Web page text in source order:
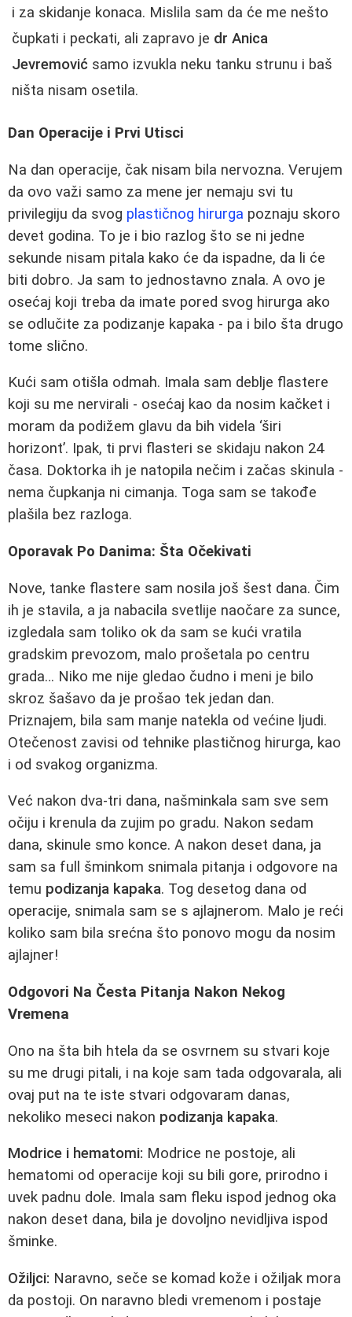
i za skidanje konaca. Mislila sam da će me nešto
čupkati i peckati, ali zapravo je dr Anica
Jevremović samo izvukla neku tanku strunu i baš
ništa nisam osetila.
Dan Operacije i Prvi Utisci
Na dan operacije, čak nisam bila nervozna. Verujem
da ovo važi samo za mene jer nemaju svi tu
privilegiju da svog plastičnog hirurga poznaju skoro
devet godina. To je i bio razlog što se ni jedne
sekunde nisam pitala kako će da ispadne, da li će
biti dobro. Ja sam to jednostavno znala. A ovo je
osećaj koji treba da imate pored svog hirurga ako
se odlučite za podizanje kapaka - pa i bilo šta drugo
tome slično.
Kući sam otišla odmah. Imala sam deblje flastere
koji su me nervirali - osećaj kao da nosim kačket i
moram da podižem glavu da bih videla ‘širi
horizont’. Ipak, ti prvi flasteri se skidaju nakon 24
časa. Doktorka ih je natopila nečim i začas skinula -
nema čupkanja ni cimanja. Toga sam se takođe
plašila bez razloga.
Oporavak Po Danima: Šta Očekivati
Nove, tanke flastere sam nosila još šest dana. Čim
ih je stavila, a ja nabacila svetlije naočare za sunce,
izgledala sam toliko ok da sam se kući vratila
gradskim prevozom, malo prošetala po centru
grada… Niko me nije gledao čudno i meni je bilo
skroz šašavo da je prošao tek jedan dan.
Priznajem, bila sam manje natekla od većine ljudi.
Otečenost zavisi od tehnike plastičnog hirurga, kao
i od svakog organizma.
Već nakon dva-tri dana, našminkala sam sve sem
očiju i krenula da zujim po gradu. Nakon sedam
dana, skinule smo konce. A nakon deset dana, ja
sam sa full šminkom snimala pitanja i odgovore na
temu podizanja kapaka. Tog desetog dana od
operacije, snimala sam se s ajlajnerom. Malo je reći
koliko sam bila srećna što ponovo mogu da nosim
ajlajner!
Odgovori Na Česta Pitanja Nakon Nekog
Vremena
Onо na šta bih htela da se osvrnem su stvari koje
su me drugi pitali, i na koje sam tada odgovarala, ali
ovaj put na te iste stvari odgovaram danas,
nekoliko meseci nakon podizanja kapaka.
Modrice i hematomi: Modrice ne postoje, ali
hematomi od operacije koji su bili gore, prirodno i
uvek padnu dole. Imala sam fleku ispod jednog oka
nakon deset dana, bila je dovoljno nevidljiva ispod
šminke.
Ožiljci: Naravno, seče se komad kože i ožiljak mora
da postoji. On naravno bledi vremenom i postaje